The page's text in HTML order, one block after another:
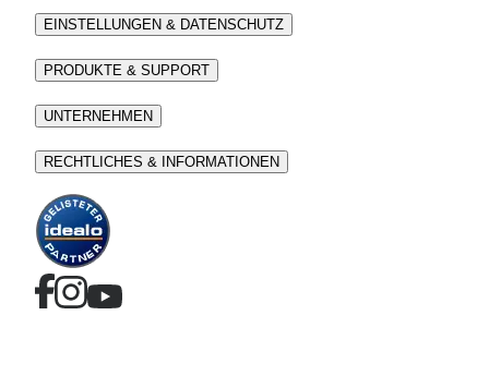
EINSTELLUNGEN & DATENSCHUTZ
PRODUKTE & SUPPORT
UNTERNEHMEN
RECHTLICHES & INFORMATIONEN